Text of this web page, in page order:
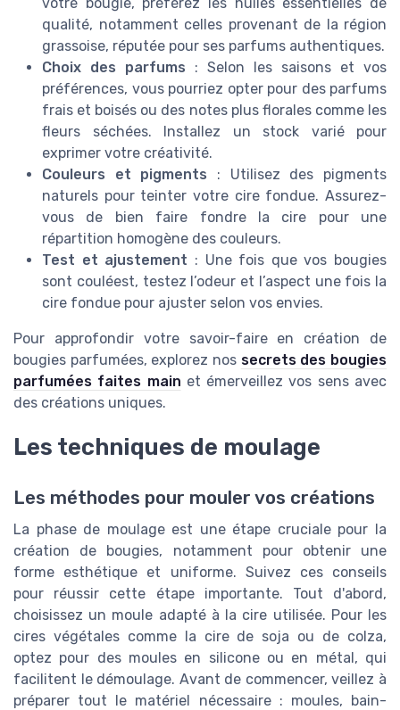
qualité, notamment celles provenant de la région
grassoise, réputée pour ses parfums authentiques.
Choix des parfums : Selon les saisons et vos
préférences, vous pourriez opter pour des parfums
frais et boisés ou des notes plus florales comme les
fleurs séchées. Installez un stock varié pour
exprimer votre créativité.
Couleurs et pigments : Utilisez des pigments
naturels pour teinter votre cire fondue. Assurez-
vous de bien faire fondre la cire pour une
répartition homogène des couleurs.
Test et ajustement : Une fois que vos bougies
sont couléest, testez l’odeur et l’aspect une fois la
cire fondue pour ajuster selon vos envies.
Pour approfondir votre savoir-faire en création de
bougies parfumées, explorez nos secrets des bougies
parfumées faites main et émerveillez vos sens avec
des créations uniques.
Les techniques de moulage
Les méthodes pour mouler vos créations
La phase de moulage est une étape cruciale pour la
création de bougies, notamment pour obtenir une
forme esthétique et uniforme. Suivez ces conseils
pour réussir cette étape importante. Tout d'abord,
choisissez un moule adapté à la cire utilisée. Pour les
cires végétales comme la cire de soja ou de colza,
optez pour des moules en silicone ou en métal, qui
facilitent le démoulage. Avant de commencer, veillez à
préparer tout le matériel nécessaire : moules, bain-